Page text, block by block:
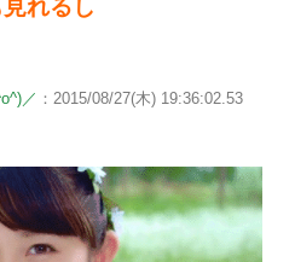
れるし
／ ：2015/08/27(木) 19:36:02.53